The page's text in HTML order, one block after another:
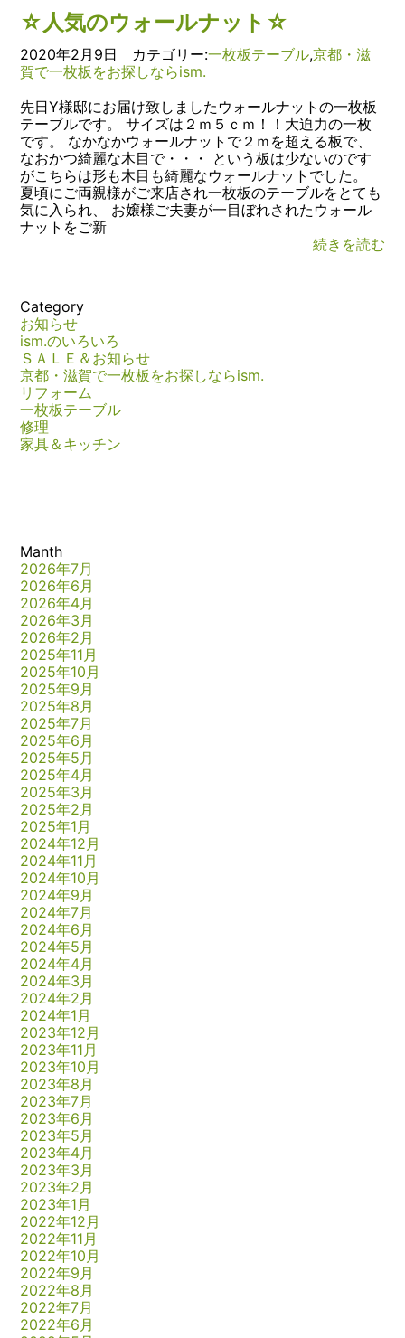
☆人気のウォールナット☆
2020年2月9日 カテゴリー:一枚板テーブル,京都・滋
賀で一枚板をお探しならism.
先日Y様邸にお届け致しましたウォールナットの一枚板
テーブルです。 サイズは２ｍ５ｃｍ！！大迫力の一枚
です。 なかなかウォールナットで２ｍを超える板で、
なおかつ綺麗な木目で・・・ という板は少ないのです
がこちらは形も木目も綺麗なウォールナットでした。
夏頃にご両親様がご来店され一枚板のテーブルをとても
気に入られ、 お嬢様ご夫妻が一目ぼれされたウォール
ナットをご新
続きを読む
Category
お知らせ
ism.のいろいろ
ＳＡＬＥ＆お知らせ
京都・滋賀で一枚板をお探しならism.
リフォーム
一枚板テーブル
修理
家具＆キッチン
Manth
2026年7月
2026年6月
2026年4月
2026年3月
2026年2月
2025年11月
2025年10月
2025年9月
2025年8月
2025年7月
2025年6月
2025年5月
2025年4月
2025年3月
2025年2月
2025年1月
2024年12月
2024年11月
2024年10月
2024年9月
2024年7月
2024年6月
2024年5月
2024年4月
2024年3月
2024年2月
2024年1月
2023年12月
2023年11月
2023年10月
2023年8月
2023年7月
2023年6月
2023年5月
2023年4月
2023年3月
2023年2月
2023年1月
2022年12月
2022年11月
2022年10月
2022年9月
2022年8月
2022年7月
2022年6月